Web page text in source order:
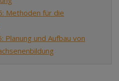
Methoden für die
Planung und Aufbau von